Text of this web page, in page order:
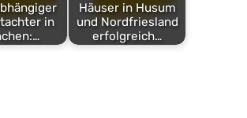
in
Häuser in Husum
und Nordfriesland
erfolgreich…